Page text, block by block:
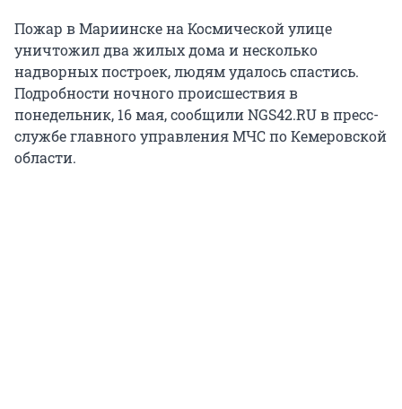
Пожар в Мариинске на Космической улице
уничтожил два жилых дома и несколько
надворных построек, людям удалось спастись.
Подробности ночного происшествия в
понедельник, 16 мая, сообщили NGS42.RU в пресс-
службе главного управления МЧС по Кемеровской
области.